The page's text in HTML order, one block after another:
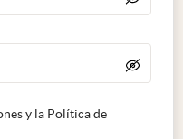
y la Política de